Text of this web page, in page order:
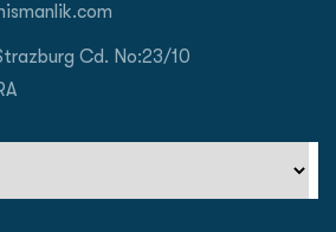
Cd. No:23/10